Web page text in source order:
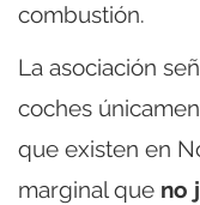
combustión.
La asociación
coches
que existen en
marginal que no